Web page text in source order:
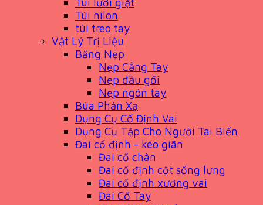
Túi nilon
túi treo tay
Vật Lý Trị Liệu
Băng Nẹp
Nẹp Cẳng Tay
Nẹp đầu gối
Nẹp ngón tay
Búa Phản Xạ
Dụng Cụ Cố Định Vai
Dụng Cụ Tập Cho Người Tai Biến
Đai cố định - kéo giãn
Đai cổ chân
Đai cố định cột sống lưng
Đai cố định xương vai
Đai Cổ Tay